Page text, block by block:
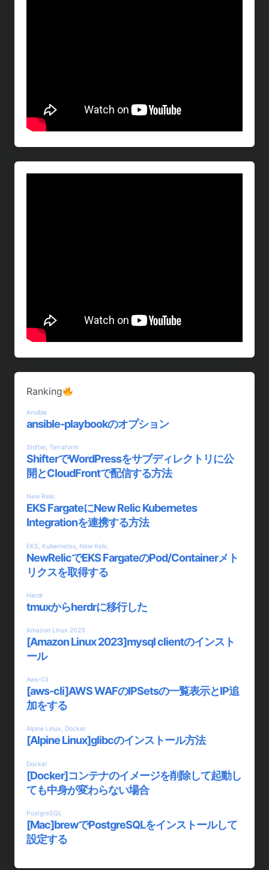
Ranking